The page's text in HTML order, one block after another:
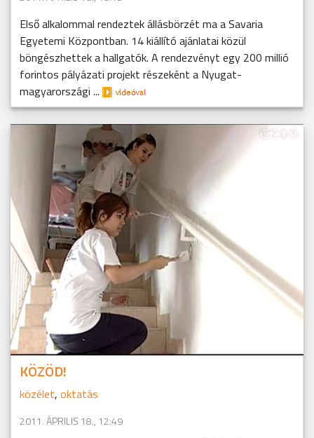
Első alkalommal rendeztek állásbörzét ma a Savaria
Egyetemi Központban. 14 kiállító ajánlatai közül
böngészhettek a hallgatók. A rendezvényt egy 200 millió
forintos pályázati projekt részeként a Nyugat-
magyarországi ...
KÖZÖD!
közélet, oktatás
2011. ÁPRILIS 18., 12:49